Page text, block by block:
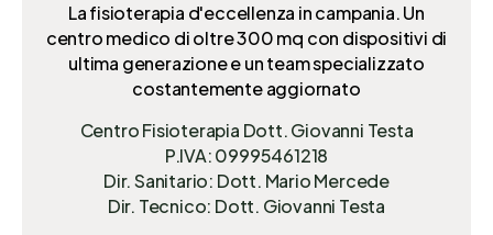
La fisioterapia d'eccellenza in campania. Un
centro medico di oltre 300 mq con dispositivi di
ultima generazione e un team specializzato
costantemente aggiornato
Centro Fisioterapia Dott. Giovanni Testa
P.IVA: 09995461218
Dir. Sanitario: Dott. Mario Mercede
Dir. Tecnico: Dott. Giovanni Testa